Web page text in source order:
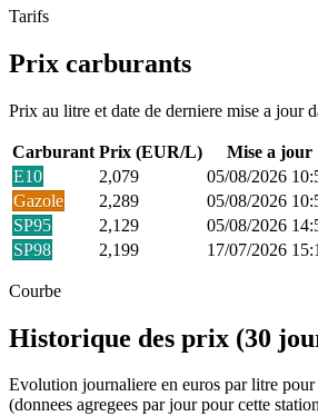
Tarifs
Prix carburants
Prix au litre et date de derniere mise a jour
Carburant Prix (EUR/L)
Mise a jour
E10
2,079
05/08/2026
Gazole
2,289
05/08/2026
SP95
2,129
05/08/2026
SP98
2,199 17/07/2026
Courbe
Historique des prix (30
Evolution journaliere en euros par litre pour
(donnees agregees par jour pour cette